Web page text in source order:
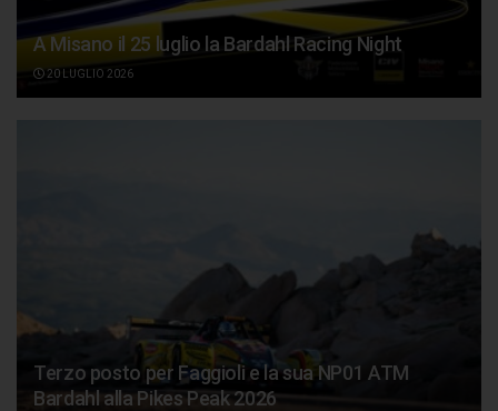
A Misano il 25 luglio la Bardahl Racing Night
20 LUGLIO 2026
Terzo posto per Faggioli e la sua NP01 ATM
Bardahl alla Pikes Peak 2026